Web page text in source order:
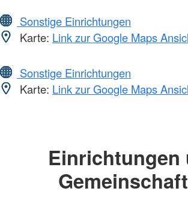
Sonstige Einrichtungen
Karte: Link zur Google Maps
Sonstige Einrichtungen
Karte: Link zur Google Maps
Einrichtungen